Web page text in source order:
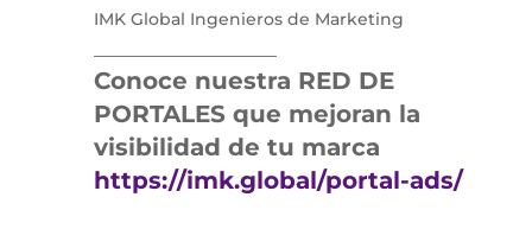
IMK Global Ingenieros de Marketing
Conoce nuestra RED DE
PORTALES que mejoran la
visibilidad de tu marca
https://imk.global/portal-ads/